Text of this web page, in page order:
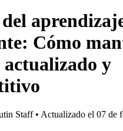
Cómo
actualizado y
Staff • Actualizado el 07 de